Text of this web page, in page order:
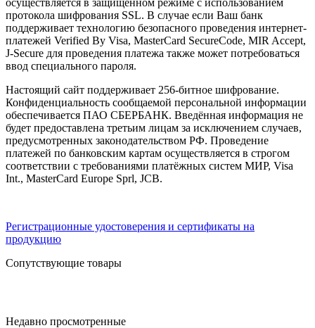
протокола шифрования SSL. В случае если Ваш банк
поддерживает технологию безопасного проведения интернет-
платежей Verified By Visa, MasterCard SecureCode, MIR Accept,
J-Secure для проведения платежа также может потребоваться
ввод специального пароля.
Настоящий сайт поддерживает 256-битное шифрование.
Конфиденциальность сообщаемой персональной информации
обеспечивается ПАО СБЕРБАНК. Введённая информация не
будет предоставлена третьим лицам за исключением случаев,
предусмотренных законодательством РФ. Проведение
платежей по банковским картам осуществляется в строгом
соответствии с требованиями платёжных систем МИР, Visa
Int., MasterCard Europe Sprl, JCB.
Регистрационные удостоверения и сертификаты на
продукцию
Сопутствующие товары
Недавно просмотренные